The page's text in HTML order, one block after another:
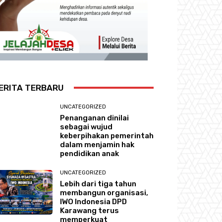
TERBARU
UNCATEGORIZED
Penanganan dinilai
sebagai wujud
keberpihakan pemerintah
dalam menjamin hak
pendidikan anak
UNCATEGORIZED
Lebih dari tiga tahun
membangun organisasi,
IWO Indonesia DPD
Karawang terus
memperkuat